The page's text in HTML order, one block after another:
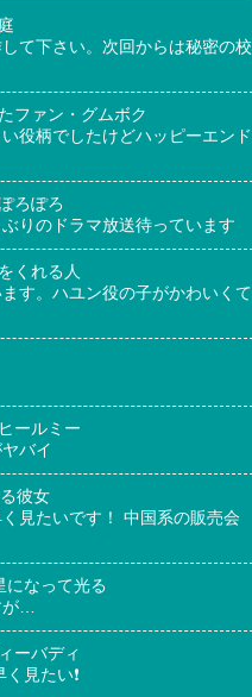
て下さい。次回からは秘密の校
ファン・グムボク
役柄でしたけどハッピーエンド
ろぽろ
りのドラマ放送待っています
くれる人
す。ハユン役の子がかわいくて
ールミー
バイ
彼女
見たいです！ 中国系の販売会
になって光る
が…
ーバディ
見たい❗